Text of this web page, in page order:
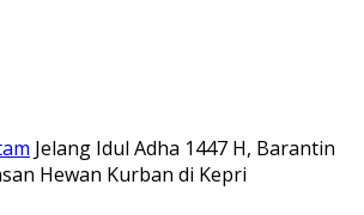
Jelang Idul Adha 1447 H, Barantin
Hewan Kurban di Kepri